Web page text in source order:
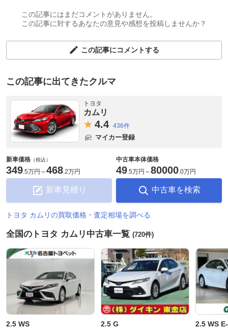
この記事にはまだコメントがありません。
この記事に対するあなたの意見や感想を投稿しませんか？
この記事にコメントする
この記事に出てきたクルマ
トヨタ
カムリ
4.4 436件
マイカー登録
新車価格 （税込）
349.5万円 ～468.2万円
新車見積り
中古車本体価格
49.5万円 ～80000.0万円
中古車を検索
トヨタ カムリの買取価格・査定相場を調べる
全国のトヨタ カムリ中古車一覧 (720件)
2.5 WS 2.5 G 2.5 WS